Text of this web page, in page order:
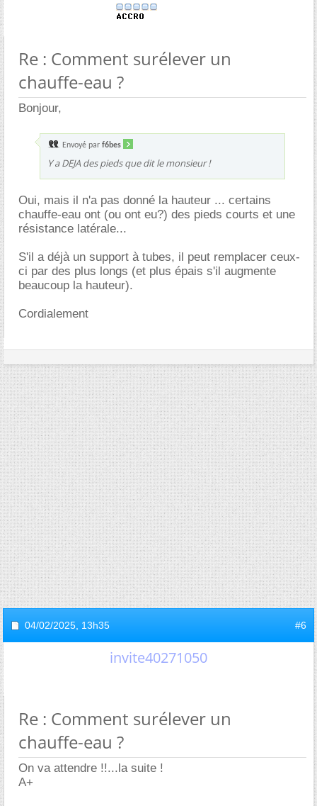
Re : Comment surélever un
chauffe-eau ?
Bonjour,
Envoyé par f6bes
Y a DEJA des pieds que dit le monsieur !
Oui, mais il n'a pas donné la hauteur ... certains
chauffe-eau ont (ou ont eu?) des pieds courts et une
résistance latérale...
S'il a déjà un support à tubes, il peut remplacer ceux-
ci par des plus longs (et plus épais s'il augmente
beaucoup la hauteur).
Cordialement
04/02/2025, 13h35 #6
invite40271050
Re : Comment surélever un
chauffe-eau ?
On va attendre !!...la suite !
A+